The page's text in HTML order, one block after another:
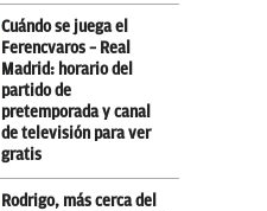
Cuándo se juega el
Ferencvaros – Real
Madrid: horario del
partido de
pretemporada y canal
de televisión para ver
gratis
Rodrigo, más cerca del